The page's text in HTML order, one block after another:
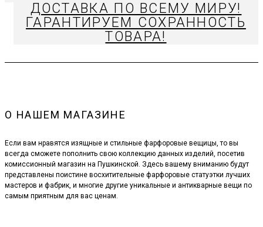
ДОСТАВКА ПО ВСЕМУ МИРУ!
ГАРАНТИРУЕМ СОХРАННОСТЬ
ТОВАРА!
О НАШЕМ МАГАЗИНЕ
Если вам нравятся изящные и стильные фарфоровые вещицы, то вы
всегда сможете пополнить свою коллекцию данных изделий, посетив
комиссионный магазин на Пушкинской. Здесь вашему вниманию будут
представлены поистине восхитительные фарфоровые статуэтки лучших
мастеров и фабрик, и многие другие уникальные и антикварные вещи по
самым приятным для вас ценам.